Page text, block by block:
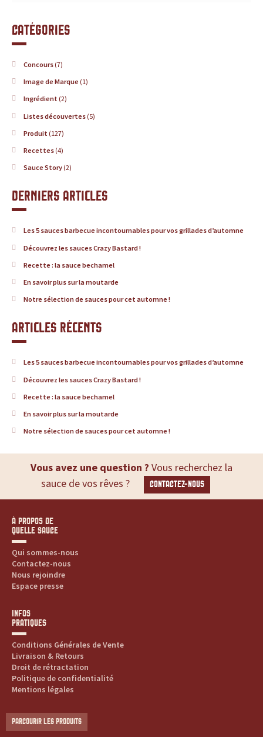
s
u
c
e
s
:
p
r
o
d
u
i
s
,
r
e
c
e
t
e
h
i
s
t
Catégories
Concours(7)
Image de Marque(1)
Ingrédient (2)
Listes découvertes(5)
Produit (127)
Recettes(4)
Sauce Story(2)
Derniers articles
Les 5 sauces barbecue incontournables pour vos grillades d’automne
Découvrez les sauces Crazy Bastard !
Recette : la sauce bechamel
En savoir plus sur la moutarde
Notre sélection de sauces pour cet automne !
Articles récents
Les 5 sauces barbecue incontournables pour vos grillades d’automne
Découvrez les sauces Crazy Bastard !
Recette : la sauce bechamel
En savoir plus sur la moutarde
Notre sélection de sauces pour cet automne !
Vous avez une question ? Vous recherchez la
sauce de vos rêves ?
CONTACTEZ-NOUS
À PROPOS DE
QUELLE SAUCE
Qui sommes-nous
Contactez-nous
Nous rejoindre
Espace presse
INFOS
PRATIQUES
Conditions Générales de Vente
Livraison & Retours
Droit de rétractation
Politique de confidentialité
Mentions légales
PARCOURIR LES PRODUITS